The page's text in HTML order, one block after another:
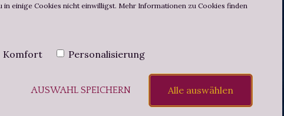
einige Cookies nicht einwilligst. Mehr Informationen zu Cookies finden
Komfort Personalisierung
AUSWAHL SPEICHERN Alle auswählen